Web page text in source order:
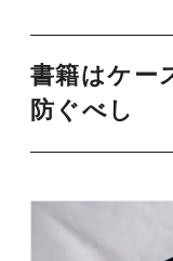
書籍はケー
防ぐべし